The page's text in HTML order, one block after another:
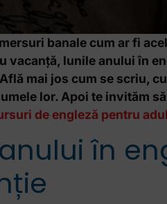
banale cum ar fi
vacanță, lunile anului în
mai jos cum se scriu,
lor. Apoi te invităm
de engleză pentru
în